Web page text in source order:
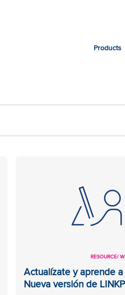
Products
RESOURCE/
Actualízate y aprende a
Nueva versión de